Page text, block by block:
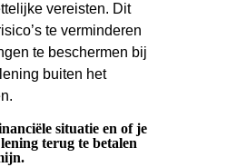
vereisten. Dit
te verminderen
te beschermen bij
buiten het
situatie en of je
terug te betalen